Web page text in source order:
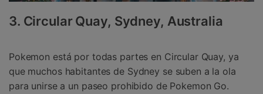
3. Circular Quay, Sydney, Australia
Pokemon está por todas partes en Circular Quay, ya
que muchos habitantes de Sydney se suben a la ola
para unirse a un paseo prohibido de Pokemon Go.